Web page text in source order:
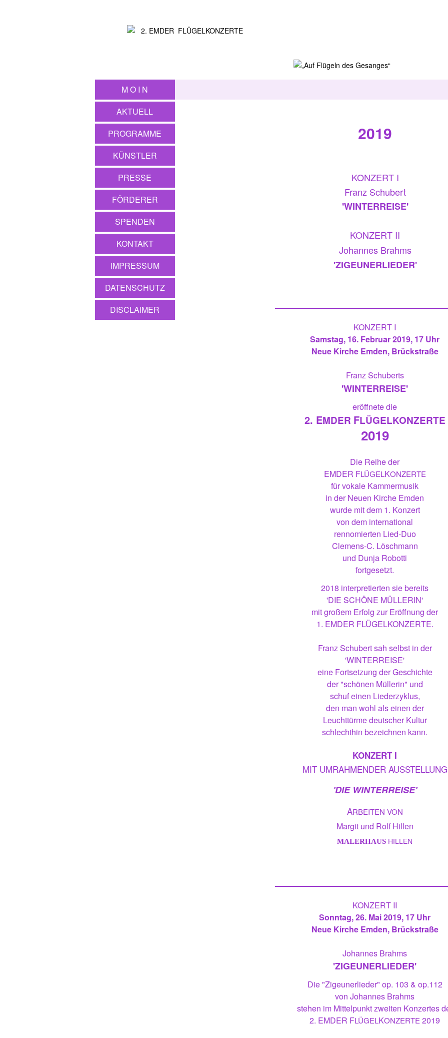
KONZERT I
Franz Schubert
'WINTERREISE'
KONZERT II
Johannes Brahms
'ZIGEUNERLIEDER'
M O I N
AKTUELL
PROGRAMME
KÜNSTLER
PRESSE
FÖRDERER
SPENDEN
KONTAKT
IMPRESSUM
DATENSCHUTZ
DISCLAIMER
2019
KONZERT I
Samstag, 16. Februar 2019, 17 Uhr
Neue Kirche Emden, Brückstraße
Franz Schuberts
'WINTERREISE'
eröffnete die
2. EMDER FLÜGELKONZERTE
2019
Die Reihe der
EMDER FLÜGELKONZERTE
für vokale Kammermusik
in der Neuen Kirche Emden
wurde mit dem 1. Konzert
von dem international
rennomierten Lied-Duo
Clemens-C. Löschmann
und Dunja Robotti
fortgesetzt.
2018 interpretierten sie bereits
'DIE SCHÖNE MÜLLERIN'
mit großem Erfolg zur Eröffnung der
1. EMDER FLÜGELKONZERTE.
Franz Schubert sah selbst in der
'WINTERREISE'
eine Fortsetzung der Geschichte
der "schönen Müllerin" und
schuf einen Liederzyklus,
den man wohl als einen der
Leuchttürme deutscher Kultur
schlechthin bezeichnen kann.
KONZERT II
Sonntag, 26. Mai 2019, 17 Uhr
Neue Kirche Emden, Brückstraße
Johannes Brahms
'ZIGEUNERLIEDER'
Die "Zigeunerlieder" op. 103 & op.112
von Johannes Brahms
stehen im Mittelpunkt zweiten Konzertes
2. EMDER FLÜGELKONZERTE 2019
KONZERT I
MIT UMRAHMENDER AUSSTELLUNG
'DIE WINTERREISE'
ARBEITEN VON
Margit und Rolf Hillen
MALERHAUS HILLEN